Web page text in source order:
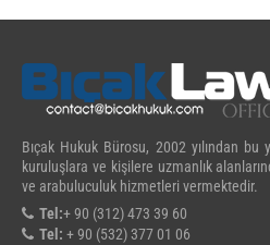
Bıçak Hukuk Bürosu, 2002 yılından
kuruluşlara ve kişilere uzmanlık
ve arabuluculuk hizmetleri vermektedir.
Tel:+ 90 (312) 473 39 60
Tel: + 90 (532) 377 01 06